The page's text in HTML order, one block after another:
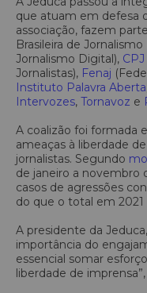
que atuam em defesa
associação, fazem
Brasileira de
Jornalismo Digital), CPJ
Jornalistas), Fenaj
Instituto Palavra Aberta
Intervozes, Tornavoz e
A coalizão foi formada
ameaças à liberdade
jornalistas. Segundo
de janeiro a novembro
casos de agressões
do que o total em 2021
A presidente da
importância do
essencial somar
liberdade de